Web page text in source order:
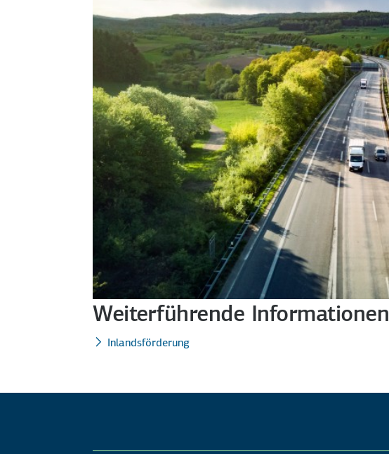
Weiterführende Informationen
Inlandsförderung